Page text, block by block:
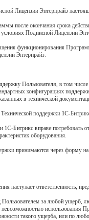
Лицензии Энтерпрайз
после окончания срока
Подписной Лицензии
функционирования
Энтерпрайз.
Пользователя, в том
конфигурациях
в технической
поддержки 1С-
Битрикс вправе потребовать
оборудования.
принимаются через форму
наступает ответственность,
Пользователем за любой
использования
такого ущерба, или по